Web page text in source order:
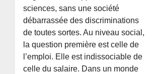
sciences, sans une société
débarrassée des discriminations
de toutes sortes. Au niveau social,
la question première est celle de
l’emploi. Elle est indissociable de
celle du salaire. Dans un monde